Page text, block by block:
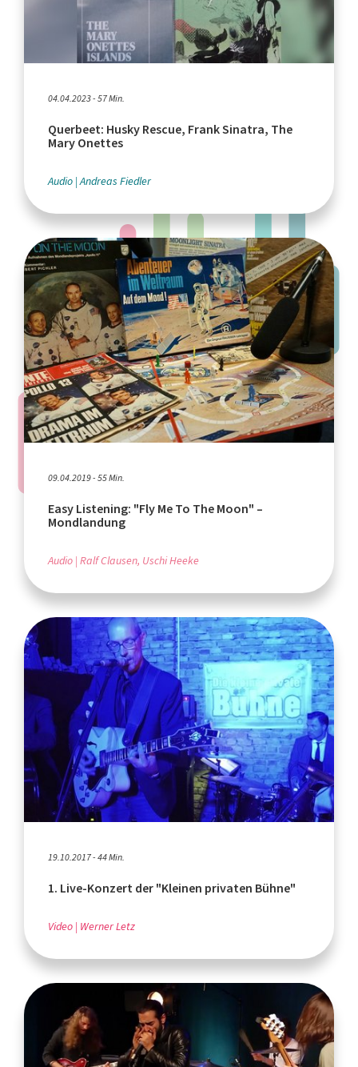
04.04.2023 - 57 Min.
Querbeet: Husky Rescue, Frank Sinatra, The
Mary Onettes
Audio Andreas Fiedler
09.04.2019 - 55 Min.
Easy Listening: "Fly Me To The Moon" –
Mondlandung
Audio Ralf Clausen, Uschi Heeke
19.10.2017 - 44 Min.
1. Live-Konzert der "Kleinen privaten Bühne"
Video Werner Letz